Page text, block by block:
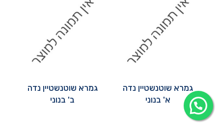
גמרא שוטנשטיין נדה
א' בנוני
גמרא שוטנשטיין נדה
ב' בנוני